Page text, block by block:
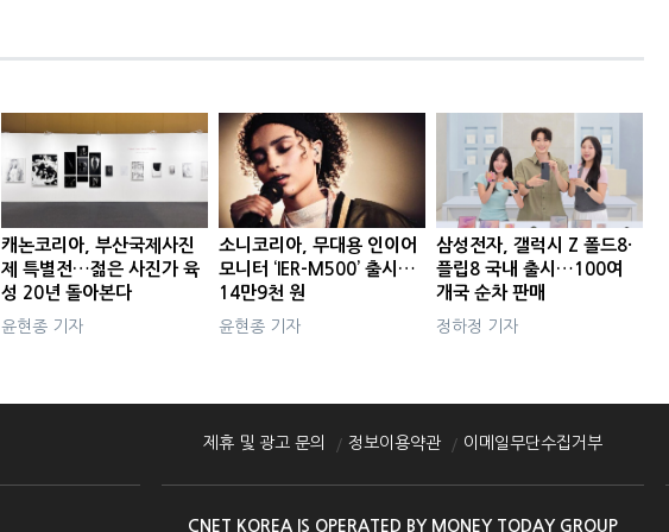
캐논코리아, 부산국제사진
제 특별전…젊은 사진가 육
성 20년 돌아본다
윤현종 기자
소니코리아, 무대용 인이어
모니터 ‘IER-M500’ 출시…
14만9천 원
윤현종 기자
삼성전자, 갤럭시 Z 폴드8·
플립8 국내 출시…100여
개국 순차 판매
정하정 기자
제휴 및 광고 문의 정보이용약관 이메일무단수집거부
CNET KOREA IS OPERATED BY MONEY TODAY GROUP